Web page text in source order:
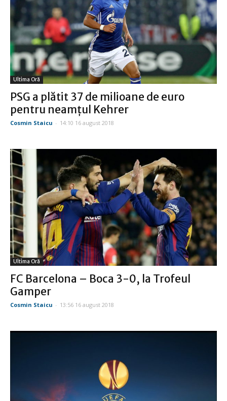
Ultima Oră
PSG a plătit 37 de milioane de euro
pentru neamţul Kehrer
Cosmin Staicu - 14:10 16 august 2018
Ultima Oră
FC Barcelona – Boca 3-0, la Trofeul
Gamper
Cosmin Staicu - 13:56 16 august 2018